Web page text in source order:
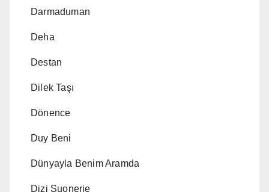
Darmaduman
Deha
Destan
Dilek Taşı
Dönence
Duy Beni
Dünyayla Benim Aramda
Dizi Suonerie